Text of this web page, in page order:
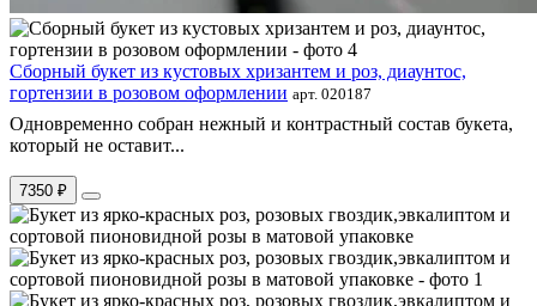
Сборный букет из кустовых хризантем и роз, диаунтос,
гортензии в розовом оформлении арт. 020187
Одновременно собран нежный и контрастный состав букета,
который не оставит...
7350 ₽